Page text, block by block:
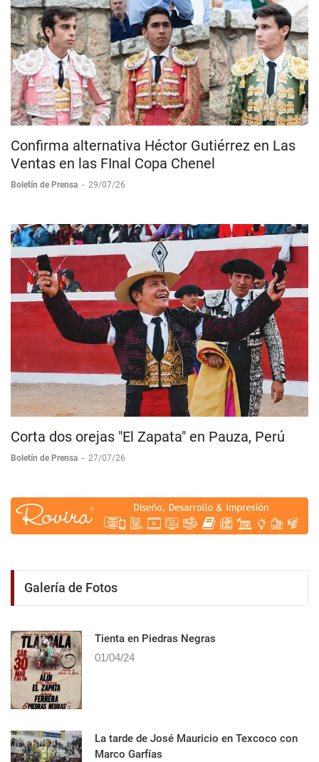
Confirma alternativa Héctor Gutiérrez en Las
Ventas en las FInal Copa Chenel
Boletín de Prensa - 29/07/26
Corta dos orejas "El Zapata" en Pauza, Perú
Boletín de Prensa - 27/07/26
Galería de Fotos
Tienta en Piedras Negras
01/04/24
La tarde de José Mauricio en Texcoco con
Marco Garfías